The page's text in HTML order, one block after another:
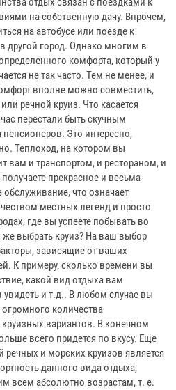
на собственную дачу. Впрочем,
на автобусе или поезде к
другой город. Однако многим в
комфорта, который у
не так часто. Тем не менее, и
вполне можно совместить,
речной круиз. Что касается
перестали быть скучным
Это интересно,
Теплоход, на котором вы
вам и транспортом, и рестораном, и
прекрасное и весьма
обслуживание, что означает
местных легенд и просто
где вы успеете побывать во
же выбрать круиз? На ваш выбор
зависящие от ваших
К примеру, сколько времени вы
какой вид отдыха вам
увидеть и т.д.. В любом случае вы
количества
вариантов. В конечном
всего придется по вкусу. Еще
и морских круизов является
данного вида отдыха,
всем абсолютно возрастам, т. е.